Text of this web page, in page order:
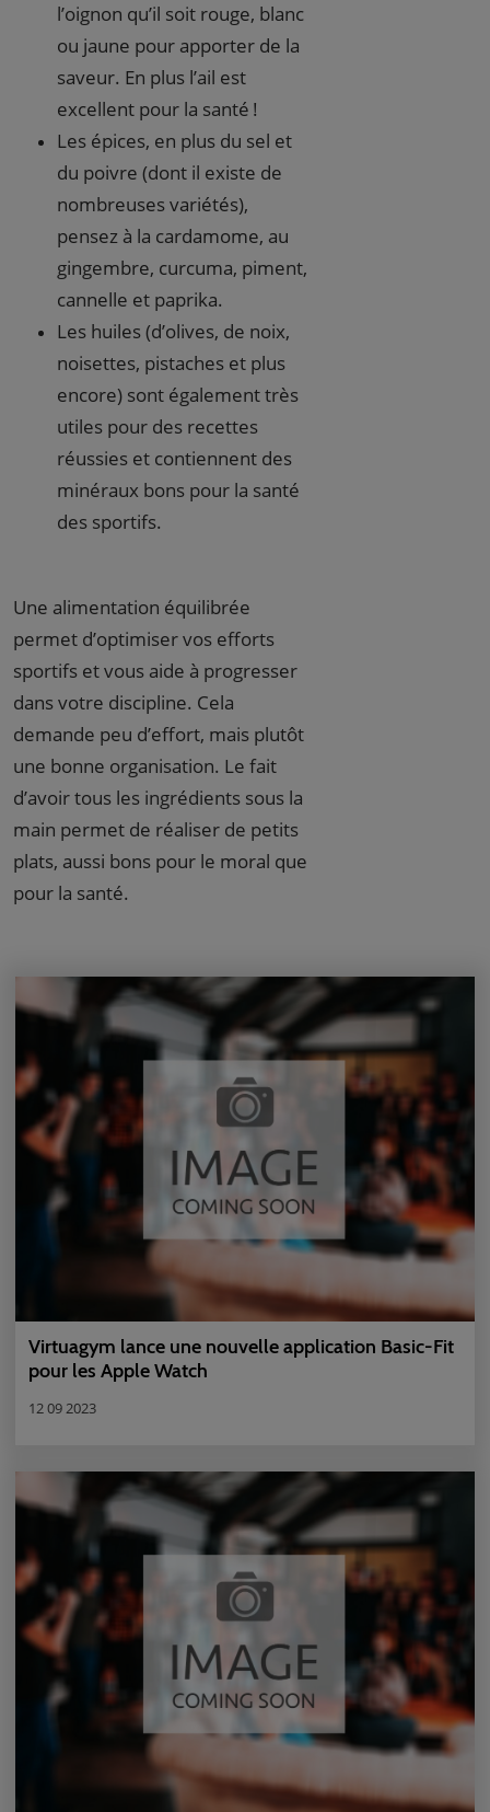
l’oignon qu’il soit rouge, blanc
ou jaune pour apporter de la
saveur. En plus l’ail est
excellent pour la santé !
Les épices, en plus du sel et
du poivre (dont il existe de
nombreuses variétés),
pensez à la cardamome, au
gingembre, curcuma, piment,
cannelle et paprika.
Les huiles (d’olives, de noix,
noisettes, pistaches et plus
encore) sont également très
utiles pour des recettes
réussies et contiennent des
minéraux bons pour la santé
des sportifs.
Une alimentation équilibrée
permet d’optimiser vos efforts
sportifs et vous aide à progresser
dans votre discipline. Cela
demande peu d’effort, mais plutôt
une bonne organisation. Le fait
d’avoir tous les ingrédients sous la
main permet de réaliser de petits
plats, aussi bons pour le moral que
pour la santé.
Virtuagym lance une nouvelle application Basic-Fit
pour les Apple Watch
12 09 2023